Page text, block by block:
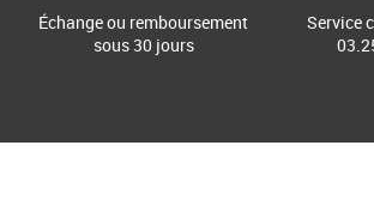
Échange ou remboursement
sous 30 jours
Service